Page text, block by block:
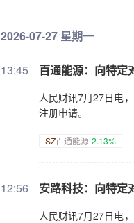
2026-07-27 星期一
13:45 百通能源：向特定
人民财讯7月27日电
注册申请。
SZ百通能源-2.13%
12:56 安路科技：向特定
人民财讯7月27日电